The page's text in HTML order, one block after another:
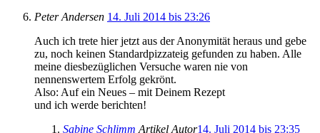
Peter Andersen 14. Juli 2014 bis 23:26
Auch ich trete hier jetzt aus der Anonymität heraus und gebe
zu, noch keinen Standardpizzateig gefunden zu haben. Alle
meine diesbezüglichen Versuche waren nie von
nennenswertem Erfolg gekrönt.
Also: Auf ein Neues – mit Deinem Rezept
und ich werde berichten!
Sabine Schlimm Artikel Autor14. Juli 2014 bis 23:35